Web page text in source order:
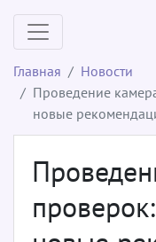
Главная
Новости
Проведение
новые